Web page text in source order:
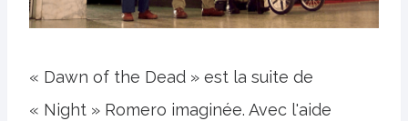
« Dawn of the Dead » est la suite de
« Night » Romero imaginée. Avec l'aide